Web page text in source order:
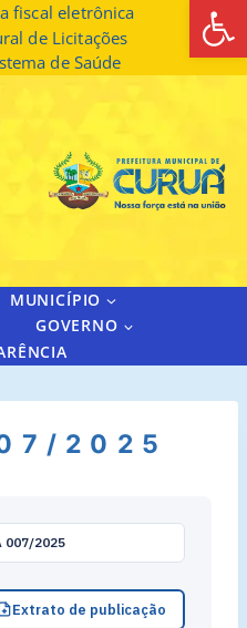
fiscal eletrônica
de Licitações
de Saúde
MUNICÍPIO
GOVERNO
2025
007/2025
Extrato de publicação